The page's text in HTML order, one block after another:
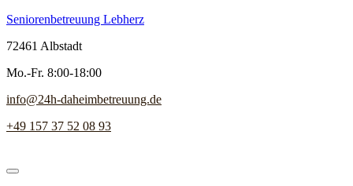
Seniorenbetreuung Lebherz
72461 Albstadt
Mo.-Fr. 8:00-18:00
info@24h-daheimbetreuung.de
+49 157 37 52 08 93